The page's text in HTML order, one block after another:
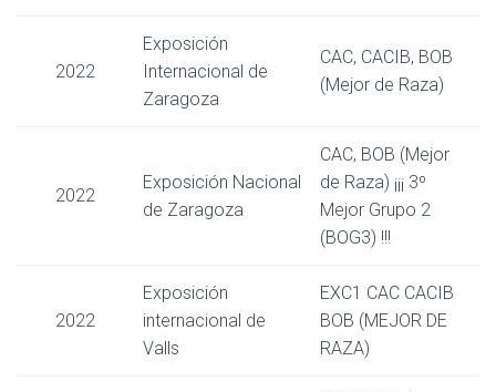
2022
Exposición
Internacional de
Zaragoza
CAC, CACIB, BOB
(Mejor de Raza)
2022
Exposición Nacional
de Zaragoza
CAC, BOB (Mejor
de Raza) ¡¡¡ 3º
Mejor Grupo 2
(BOG3) !!!
2022
Exposición
internacional de
Valls
EXC1 CAC CACIB
BOB (MEJOR DE
RAZA)